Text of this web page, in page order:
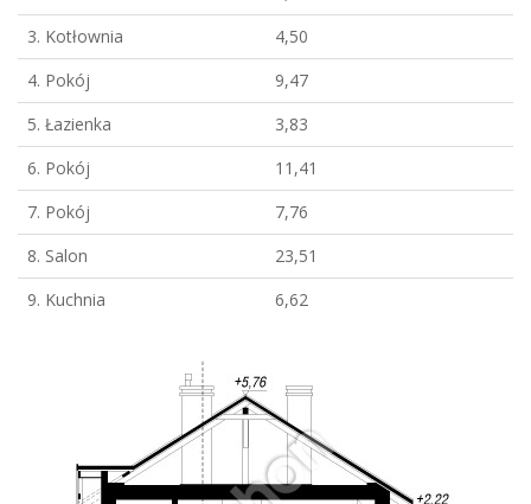
3. Kotłownia
4,50
4. Pokój
9,47
5. Łazienka
3,83
6. Pokój
11,41
7. Pokój
7,76
8. Salon
23,51
9. Kuchnia
6,62